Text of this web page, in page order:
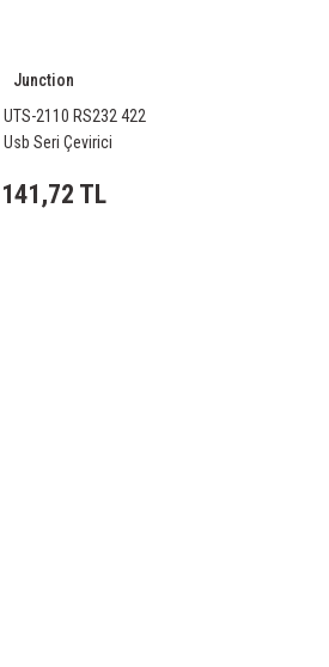
Junction
2110 RS232 422
Seri Çevirici
TL